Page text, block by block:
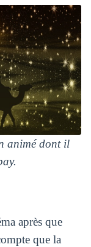
animé dont il
après que
que la